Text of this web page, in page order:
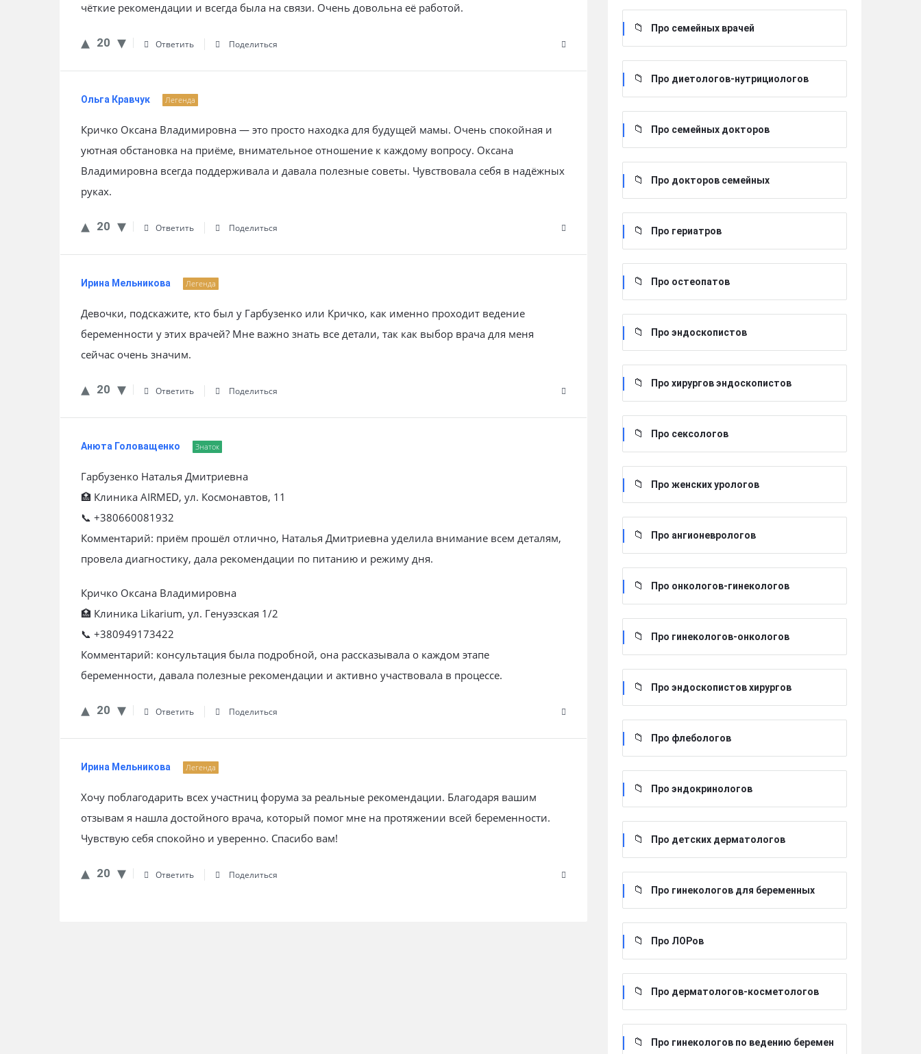
чёткие рекомендации и всегда была на связи. Очень довольна её работой.
20 Ответить Поделиться
Ольга Кравчук Легенда
Кричко Оксана Владимировна — это просто находка для будущей мамы. Очень спокойная и
уютная обстановка на приёме, внимательное отношение к каждому вопросу. Оксана
Владимировна всегда поддерживала и давала полезные советы. Чувствовала себя в надёжных
руках.
20 Ответить Поделиться
Ирина Мельникова Легенда
Девочки, подскажите, кто был у Гарбузенко или Кричко, как именно проходит ведение
беременности у этих врачей? Мне важно знать все детали, так как выбор врача для меня
сейчас очень значим.
20 Ответить Поделиться
Анюта Головащенко Знаток
Гарбузенко Наталья Дмитриевна
🏥 Клиника AIRMED, ул. Космонавтов, 11
📞 +380660081932
Комментарий: приём прошёл отлично, Наталья Дмитриевна уделила внимание всем деталям,
провела диагностику, дала рекомендации по питанию и режиму дня.
Кричко Оксана Владимировна
🏥 Клиника Likarium, ул. Генуэзская 1/2
📞 +380949173422
Комментарий: консультация была подробной, она рассказывала о каждом этапе
беременности, давала полезные рекомендации и активно участвовала в процессе.
20 Ответить Поделиться
Ирина Мельникова Легенда
Хочу поблагодарить всех участниц форума за реальные рекомендации. Благодаря вашим
отзывам я нашла достойного врача, который помог мне на протяжении всей беременности.
Чувствую себя спокойно и уверенно. Спасибо вам!
20 Ответить Поделиться
Про семейных врачей
Про диетологов-нутрициологов
Про семейных докторов
Про докторов семейных
Про гериатров
Про остеопатов
Про эндоскопистов
Про хирургов эндоскопистов
Про сексологов
Про женских урологов
Про ангионеврологов
Про онкологов-гинекологов
Про гинекологов-онкологов
Про эндоскопистов хирургов
Про флебологов
Про эндокринологов
Про детских дерматологов
Про гинекологов для беременных
Про ЛОРов
Про дерматологов-косметологов
Про гинекологов по ведению беремен